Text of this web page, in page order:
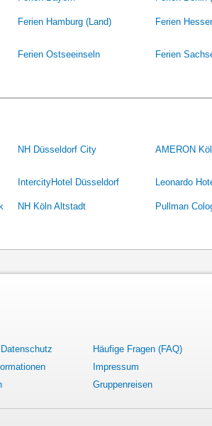
Ferien Hamburg (Land) Ferien
Ferien Ostseeinseln Ferien
NH Düsseldorf City AMERON
IntercityHotel Düsseldorf Leonardo
NH Köln Altstadt Pullman
Häufige Fragen (FAQ)
Impressum
Gruppenreisen